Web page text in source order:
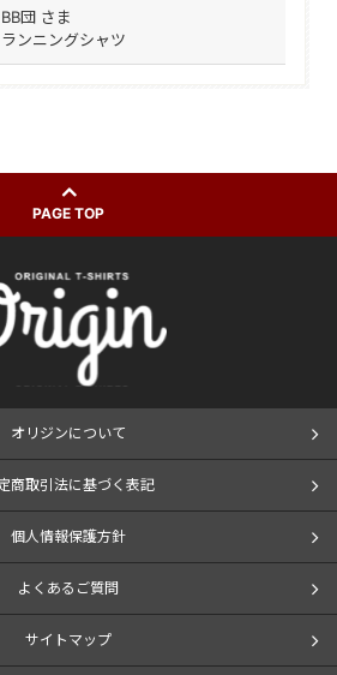
BB団 さま
ランニングシャツ
PAGE TOP
オリジンについて
商取引法に基づく表記
個人情報保護方針
よくあるご質問
サイトマップ